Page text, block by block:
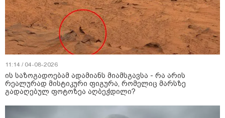
11:14 / 04-08-2026
ის საზოგადოებამ ადამიანს მიამსგავსა - რა არის
რეალურად მისტიკური ფიგურა, რომელიც მარსზე
გადაღებულ ფოტოზეა აღბეჭდილი?